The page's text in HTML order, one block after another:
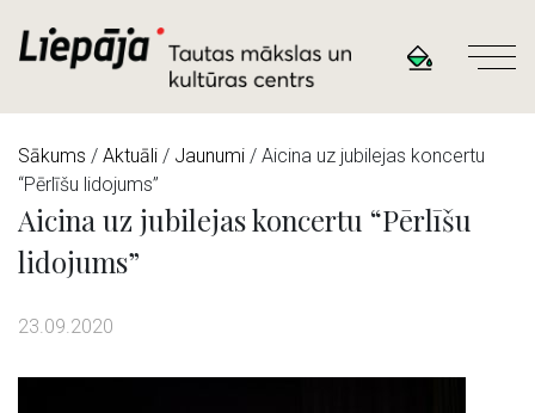
Sākums / Aktuāli / Jaunumi / Aicina uz jubilejas koncertu
“Pērlīšu lidojums”
Aicina uz jubilejas koncertu “Pērlīšu
lidojums”
23.09.2020